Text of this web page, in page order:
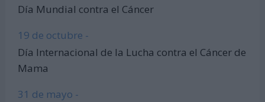
Día Mundial contra el Cáncer
19 de octubre -
Día Internacional de la Lucha contra el Cáncer de
Mama
31 de mayo -